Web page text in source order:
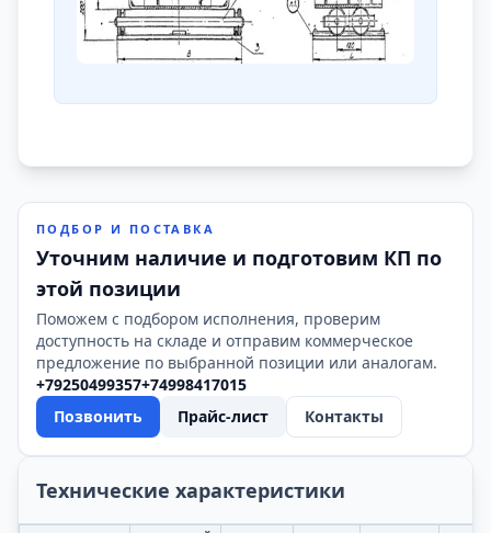
ПОДБОР И ПОСТАВКА
Уточним наличие и подготовим КП по
этой позиции
Поможем с подбором исполнения, проверим
доступность на складе и отправим коммерческое
предложение по выбранной позиции или аналогам.
+79250499357+74998417015
Позвонить
Прайс-лист Контакты
Технические характеристики